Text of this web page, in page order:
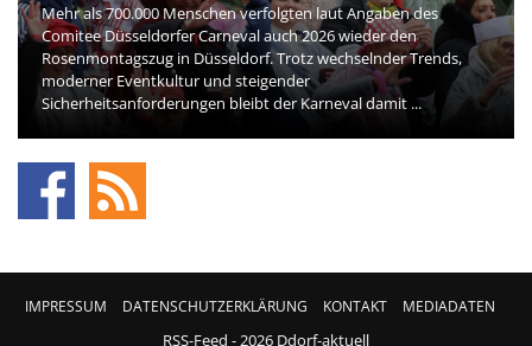
Mehr als 700.000 Menschen verfolgten laut Angaben des
Comitee Düsseldorfer Carneval auch 2026 wieder den
Rosenmontagszug in Düsseldorf. Trotz wechselnder Trends,
moderner Eventkultur und steigender
Sicherheitsanforderungen bleibt der Karneval damit ...
IMPRESSUM DATENSCHUTZERKLÄRUNG KONTAKT MEDIADATEN
RSS-Feed - 2026 Ddorf-aktuell